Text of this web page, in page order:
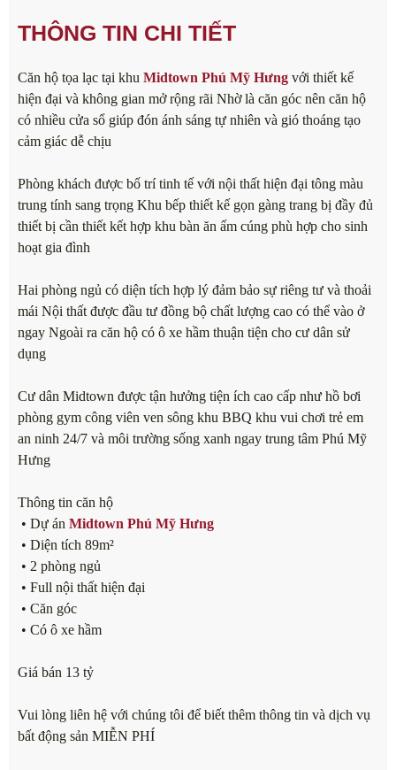
THÔNG TIN CHI TIẾT
Căn hộ tọa lạc tại khu Midtown Phú Mỹ Hưng với thiết kế
hiện đại và không gian mở rộng rãi Nhờ là căn góc nên căn hộ
có nhiều cửa sổ giúp đón ánh sáng tự nhiên và gió thoáng tạo
cảm giác dễ chịu
Phòng khách được bố trí tinh tế với nội thất hiện đại tông màu
trung tính sang trọng Khu bếp thiết kế gọn gàng trang bị đầy đủ
thiết bị cần thiết kết hợp khu bàn ăn ấm cúng phù hợp cho sinh
hoạt gia đình
Hai phòng ngủ có diện tích hợp lý đảm bảo sự riêng tư và thoải
mái Nội thất được đầu tư đồng bộ chất lượng cao có thể vào ở
ngay Ngoài ra căn hộ có ô xe hầm thuận tiện cho cư dân sử
dụng
Cư dân Midtown được tận hưởng tiện ích cao cấp như hồ bơi
phòng gym công viên ven sông khu BBQ khu vui chơi trẻ em
an ninh 24/7 và môi trường sống xanh ngay trung tâm Phú Mỹ
Hưng
Thông tin căn hộ
• Dự án Midtown Phú Mỹ Hưng
• Diện tích 89m²
• 2 phòng ngủ
• Full nội thất hiện đại
• Căn góc
• Có ô xe hầm
Giá bán 13 tỷ
Vui lòng liên hệ với chúng tôi để biết thêm thông tin và dịch vụ
bất động sản MIỄN PHÍ